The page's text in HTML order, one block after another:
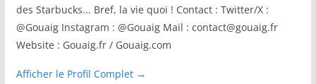
des Starbucks... Bref, la vie quoi ! Contact : Twitter/X :
@Gouaig Instagram : @Gouaig Mail : contact@gouaig.fr
Website : Gouaig.fr / Gouaig.com
Afficher le Profil Complet →